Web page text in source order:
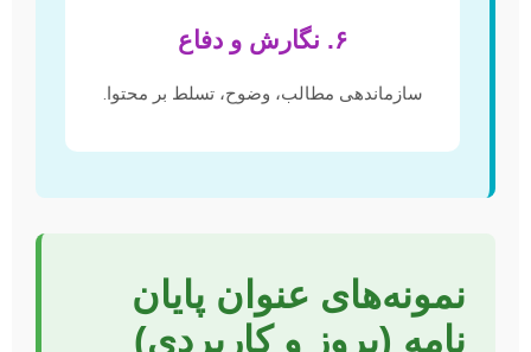
۶. نگارش و دفاع
سازماندهی مطالب، وضوح، تسلط بر محتوا.
نمونه‌های عنوان پایان
نامه (بروز و کاربردی)